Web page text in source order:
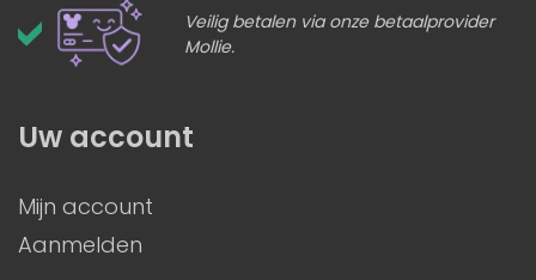
Veilig betalen via onze betaalprovider
Mollie.
Uw account
Mijn account
Aanmelden